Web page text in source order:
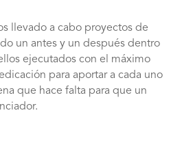
llevado a cabo proyectos de
un antes y un después dentro
ejecutados con el máximo
para aportar a cada uno
que hace falta para que un